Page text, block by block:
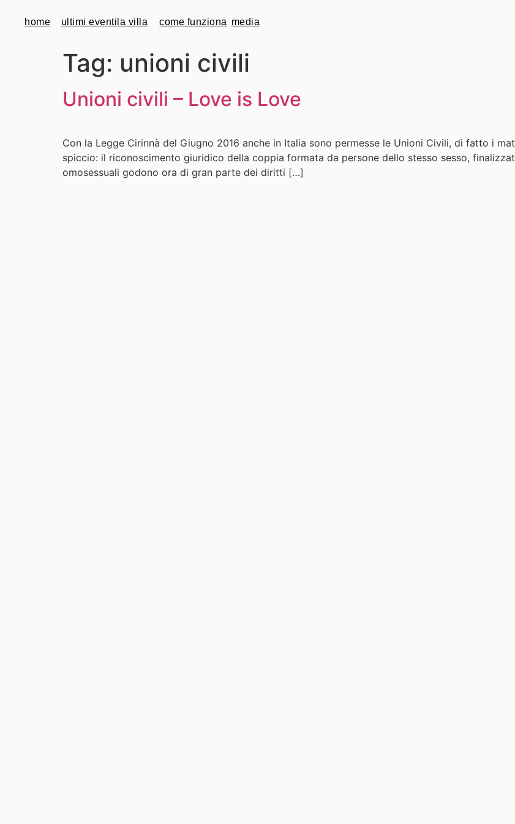
home ultimi eventi la villa come funziona media
Tag: unioni civili
Unioni civili – Love is Love
Con la Legge Cirinnà del Giugno 2016 anche in Italia sono permesse le Unioni Civili, di fatto i
spiccio: il riconoscimento giuridico della coppia formata da persone dello stesso sesso,
omosessuali godono ora di gran parte dei diritti […]